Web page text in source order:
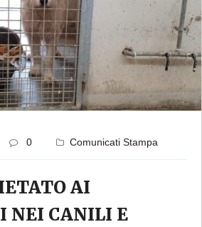
0 Comunicati Stampa
AI
NEI CANILI E